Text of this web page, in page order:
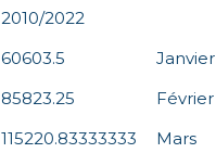
2010/2022
60603.5
Janvier
85823.25
Février
115220.83333333
Mars